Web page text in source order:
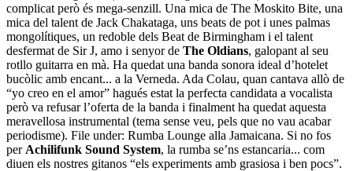
complicat però és mega-senzill. Una mica de The Moskito Bite, una
mica del talent de Jack Chakataga, uns beats de pot i unes palmas
mongolítiques, un redoble dels Beat de Birmingham i el talent
desfermat de Sir J, amo i senyor de The Oldians, galopant al seu
rotllo guitarra en mà. Ha quedat una banda sonora ideal d’hotelet
bucòlic amb encant... a la Verneda. Ada Colau, quan cantava allò de
“yo creo en el amor” hagués estat la perfecta candidata a vocalista
però va refusar l’oferta de la banda i finalment ha quedat aquesta
meravellosa instrumental (tema sense veu, pels que no vau acabar
periodisme). File under: Rumba Lounge alla Jamaicana. Si no fos
per Achilifunk Sound System, la rumba se’ns estancaria... com
diuen els nostres gitanos “els experiments amb grasiosa i ben pocs”.